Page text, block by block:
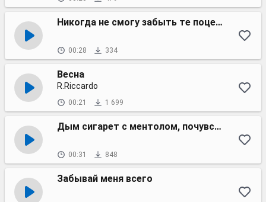
Никогда не смогу забыть те поцелуи
00:28 334
Весна
R.Riccardo
00:21 1 699
Дым сигарет с ментолом, почувствуй мой холод
00:31 848
Забывай меня всего